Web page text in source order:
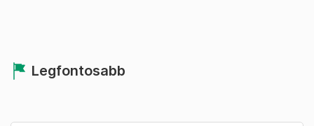
Legfontosabb